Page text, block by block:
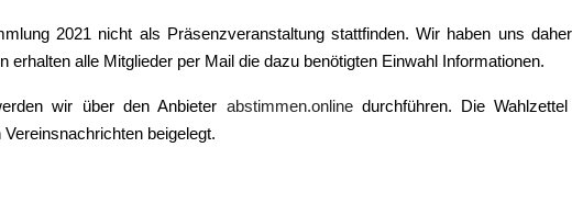
2021 nicht als Präsenzveranstaltung stattfinden. Wir haben uns
erhalten alle Mitglieder per Mail die dazu benötigten Einwahl Informationen.
wir über den Anbieter abstimmen.onlinedurchführen. Die
beigelegt.